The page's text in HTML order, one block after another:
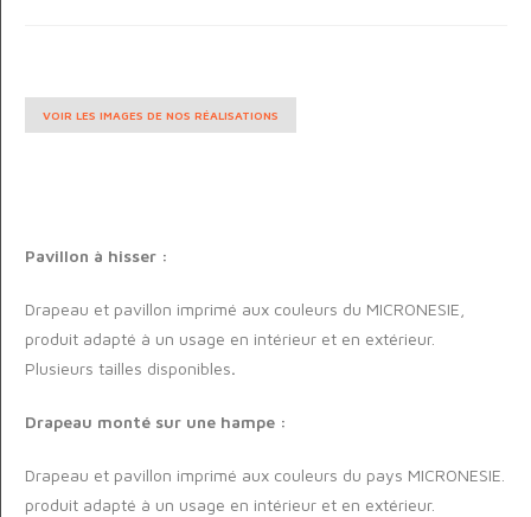
VOIR LES IMAGES DE NOS RÉALISATIONS
Pavillon à hisser :
Drapeau et pavillon imprimé aux couleurs du MICRONESIE,
produit adapté à un usage en intérieur et en extérieur.
Plusieurs tailles disponibles.
Drapeau monté sur une hampe :
Drapeau et pavillon imprimé aux couleurs du pays MICRONESIE.
produit adapté à un usage en intérieur et en extérieur.